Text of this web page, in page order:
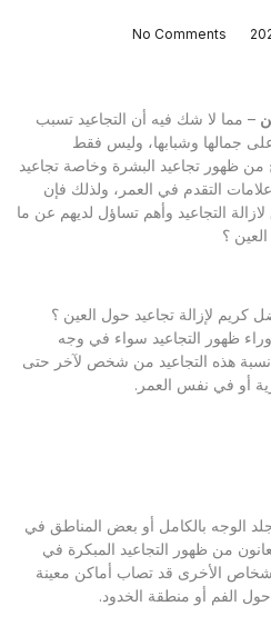
No Comments
– مما لا شك فيه أن التجاعيد تسبب
جمالها وشبابها، وليس فقط
من ظهور تجاعيد البشرة وخاصة تجاعيد
التقدم في العمر، ولذلك فإن
التجاعيد وأهم تساؤل لديهم عن ما
؟
كريم لإزالة تجاعيد حول العين ؟
ظهور التجاعيد سواء في وجه
نسبة هذه التجاعيد من شخص لآخر حتى
أو في نفس العمر.
الوجه بالكامل أو بعض المناطق في
من ظهور التجاعيد المبكرة في
الأخرى قد تصاب أماكن معينة
الفم أو منطقة الخدود.